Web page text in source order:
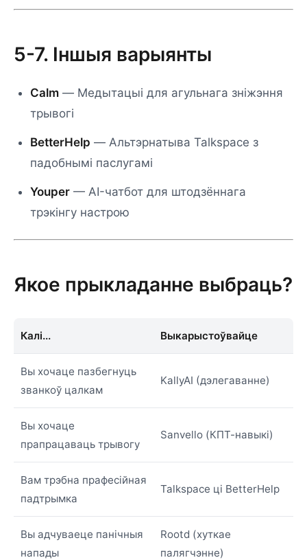
5-7. Іншыя варыянты
Calm — Медытацыі для агульнага зніжэння
трывогі
BetterHelp — Альтэрнатыва Talkspace з
падобнымі паслугамі
Youper — AI-чатбот для штодзённага
трэкінгу настрою
Якое прыкладанне выбраць?
Калі... Выкарыстоўвайце
Вы хочаце пазбегнуць
званкоў цалкам
KallyAI (дэлегаванне)
Вы хочаце
прапрацаваць трывогу
Sanvello (КПТ-навыкі)
Вам трэбна прафесійная
падтрымка
Talkspace ці BetterHelp
Вы адчуваеце панічныя
напады
Rootd (хуткае
палягчэнне)